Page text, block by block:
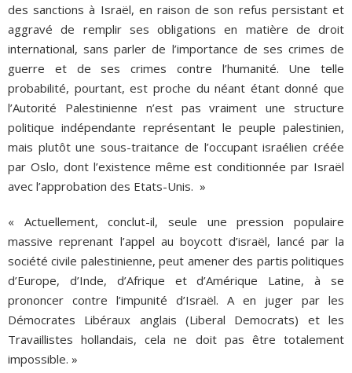
des sanctions à Israël, en raison de son refus persistant et
aggravé de remplir ses obligations en matière de droit
international, sans parler de l’importance de ses crimes de
guerre et de ses crimes contre l’humanité. Une telle
probabilité, pourtant, est proche du néant étant donné que
l’Autorité Palestinienne n’est pas vraiment une structure
politique indépendante représentant le peuple palestinien,
mais plutôt une sous-traitance de l’occupant israélien créée
par Oslo, dont l’existence même est conditionnée par Israël
avec l’approbation des Etats-Unis. »
« Actuellement, conclut-il, seule une pression populaire
massive reprenant l’appel au boycott d’israël, lancé par la
société civile palestinienne, peut amener des partis politiques
d’Europe, d’Inde, d’Afrique et d’Amérique Latine, à se
prononcer contre l’impunité d’Israël. A en juger par les
Démocrates Libéraux anglais (Liberal Democrats) et les
Travaillistes hollandais, cela ne doit pas être totalement
impossible. »